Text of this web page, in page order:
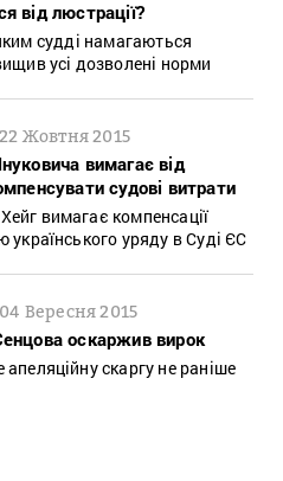
від люстрації?
судді намагаються
усі дозволені норми
22 Жовтня 2015
вимагає від
судові витрати
вимагає компенсації
українського уряду в Суді ЄС
04 Вересня 2015
оскаржив вирок
скаргу не раніше